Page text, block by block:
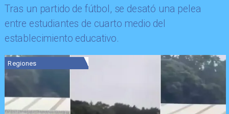
Tras un partido de fútbol, se desató una pelea
entre estudiantes de cuarto medio del
establecimiento educativo.
Regiones